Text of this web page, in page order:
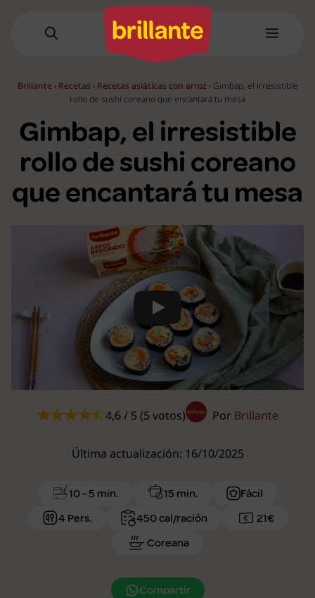
Menú
Brillante › Recetas › Recetas asiáticas con arroz › Gimbap, el irresistible
rollo de sushi coreano que encantará tu mesa
Gimbap, el irresistible
rollo de sushi coreano
que encantará tu mesa
Play
4,6 / 5 (5 votos) Por Brillante
Última actualización: 16/10/2025
10 - 5 min. 15 min.
Fácil
4 Pers.
450 cal/ración
21€
Coreana
Compartir